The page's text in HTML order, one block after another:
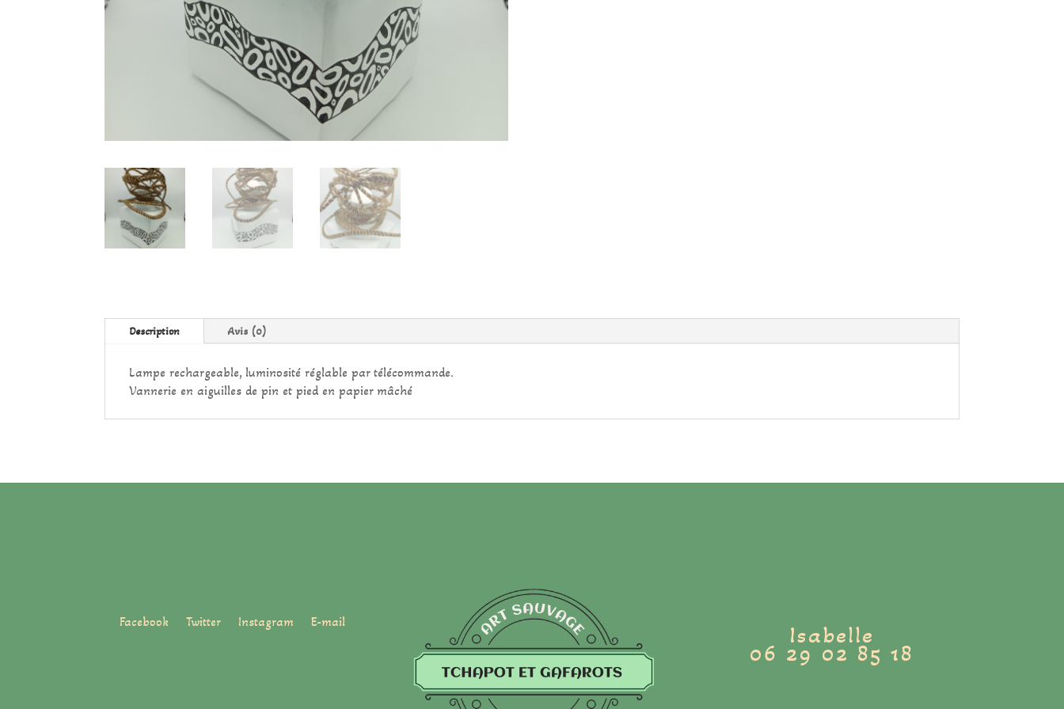
Description Avis (0)
Lampe rechargeable, luminosité réglable par télécommande.
Vannerie en aiguilles de pin et pied en papier mâché
Facebook Twitter Instagram E-mail Isabelle
06 29 02 85 18